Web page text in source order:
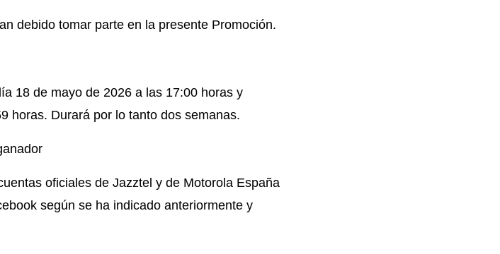
debido tomar parte en la presente Promoción.
18 de mayo de 2026 a las 17:00 horas y
horas. Durará por lo tanto dos semanas.
oficiales de Jazztel y de Motorola España
según se ha indicado anteriormente y